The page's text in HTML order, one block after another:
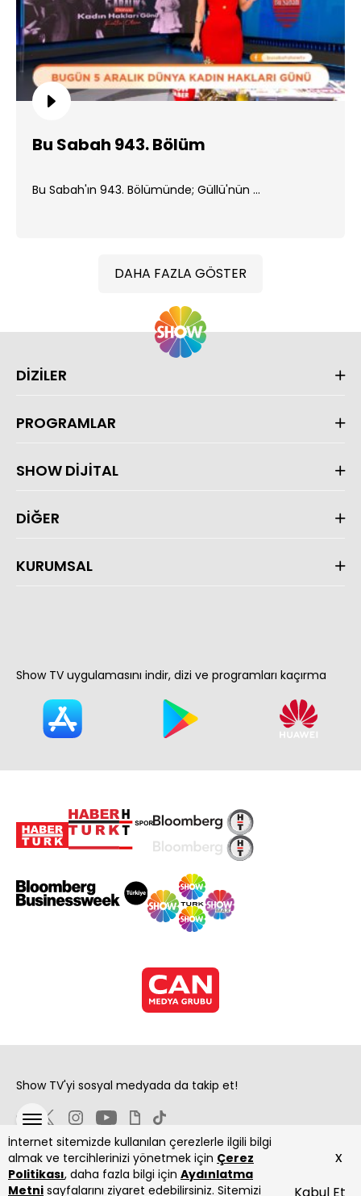
Bu Sabah 943. Bölüm
Bu Sabah'ın 943. Bölümünde; Güllü'nün ...
DAHA FAZLA GÖSTER
İnternet sitemizde kullanılan çerezlerle ilgili bilgi
almak ve tercihlerinizi yönetmek için Çerez
Politikası, daha fazla bilgi için Aydınlatma
Metni sayfalarını ziyaret edebilirsiniz. Sitemizi
x
DİZİLER
PROGRAMLAR
SHOW DİJİTAL
DİĞER
KURUMSAL
Show TV uygulamasını indir, dizi ve programları kaçırma
Show TV'yi sosyal medyada da takip et!